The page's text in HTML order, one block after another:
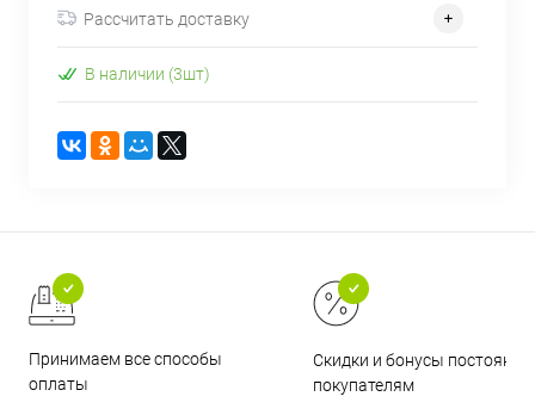
Рассчитать доставку
В наличии (3шт)
Принимаем все способы
оплаты
Скидки и бонусы
покупателям